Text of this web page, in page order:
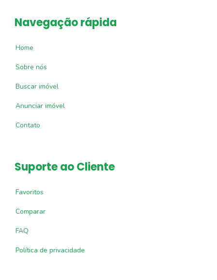
Navegação rápida
Home
Sobre nós
Buscar imóvel
Anunciar imóvel
Contato
Suporte ao Cliente
Favoritos
Comparar
FAQ
Política de privacidade